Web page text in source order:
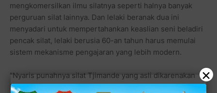
mengkomersilkan ilmu silatnya seperti halnya banyak
perguruan silat lainnya. Dan lelaki beranak dua ini
menyadari untuk mempertahankan keaslian seni beladiri
pencak silat, lelaki berusia 60-an tahun harus memulai
sistem mekanisme pengajaran yang lebih modern.
"Nyaris punahnya silat Tjimande yang asli dikarenakan
kurangnya kesadaran para guru persilatan Tjimande
×